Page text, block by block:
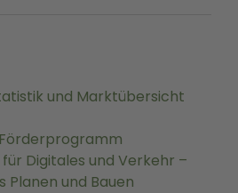
und Marktübersicht
Digitales und Verkehr –
Planen und Bauen